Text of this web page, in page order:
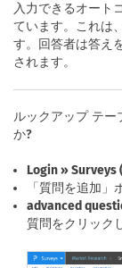
入力できるオート
ています。これは
す。回答者は答え
されます。
ルックアップ テー
か?
Login » Surveys
「質問を追加」
advanced
質問をクリック